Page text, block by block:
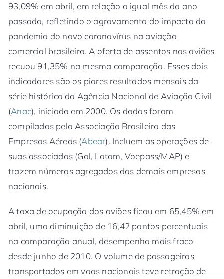
93,09% em abril, em relação a igual mês do ano
passado, refletindo o agravamento do impacto da
pandemia do novo coronavírus na aviação
comercial brasileira. A oferta de assentos nos aviões
recuou 91,35% na mesma comparação. Esses dois
indicadores são os piores resultados mensais da
série histórica da Agência Nacional de Aviação Civil
(Anac), iniciada em 2000. Os dados foram
compilados pela Associação Brasileira das
Empresas Aéreas (Abear). Incluem as operações de
suas associadas (Gol, Latam, Voepass/MAP) e
trazem números agregados das demais empresas
nacionais.
A taxa de ocupação dos aviões ficou em 65,45% em
abril, uma diminuição de 16,42 pontos percentuais
na comparação anual, desempenho mais fraco
desde junho de 2010. O volume de passageiros
transportados em voos nacionais teve retração de